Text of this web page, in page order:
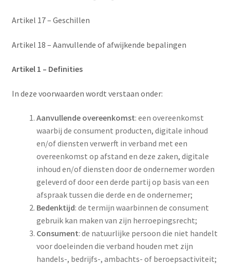
Artikel 17 – Geschillen
Artikel 18 – Aanvullende of afwijkende bepalingen
Artikel 1 – Definities
In deze voorwaarden wordt verstaan onder:
Aanvullende overeenkomst: een overeenkomst
waarbij de consument producten, digitale inhoud
en/of diensten verwerft in verband met een
overeenkomst op afstand en deze zaken, digitale
inhoud en/of diensten door de ondernemer worden
geleverd of door een derde partij op basis van een
afspraak tussen die derde en de ondernemer;
Bedenktijd: de termijn waarbinnen de consument
gebruik kan maken van zijn herroepingsrecht;
Consument: de natuurlijke persoon die niet handelt
voor doeleinden die verband houden met zijn
handels-, bedrijfs-, ambachts- of beroepsactiviteit;